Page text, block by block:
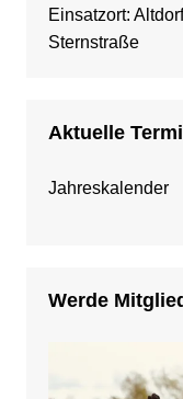
Einsatzort:
Sternstraße
Aktuelle
Jahreskalender
Werde